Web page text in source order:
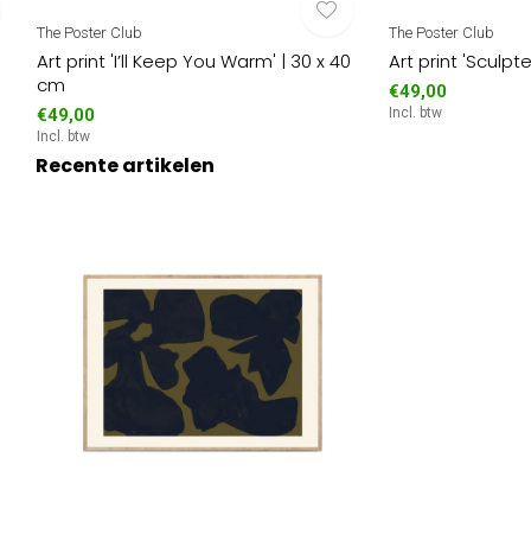
The Poster Club
Art print 'I’ll Keep You Warm' | 30 x 40
cm
€49,00
Incl. btw
The Poster Club
Art print
€49,00
Incl. btw
Recente artikelen